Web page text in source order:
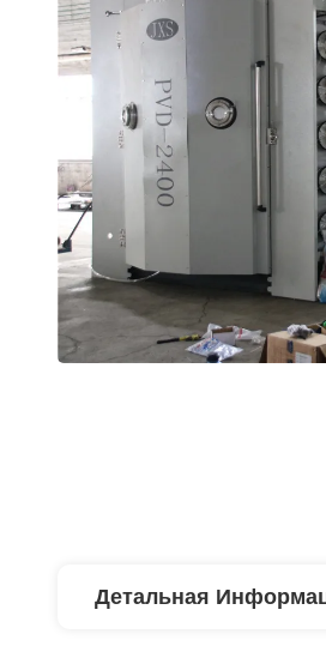
Детальная